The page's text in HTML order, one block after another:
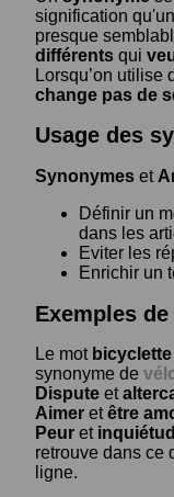
signification
presque
différents qui
Lorsqu’on utilise
change pas de
Usage des
Synonymes et
Définir un
dans les
Eviter les
Enrichir un
Exemples
Le mot bicyclette
synonyme de
Dispute et
Aimer etêtre
Peur et
retrouve dans ce
ligne.